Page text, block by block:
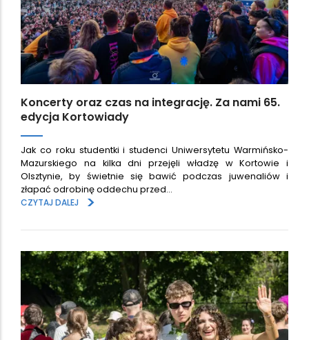
Koncerty oraz czas na integrację. Za nami 65.
edycja Kortowiady
Jak co roku studentki i studenci Uniwersytetu Warmińsko-
Mazurskiego na kilka dni przejęli władzę w Kortowie i
Olsztynie, by świetnie się bawić podczas juwenaliów i
złapać odrobinę oddechu przed…
CZYTAJ DALEJ
>